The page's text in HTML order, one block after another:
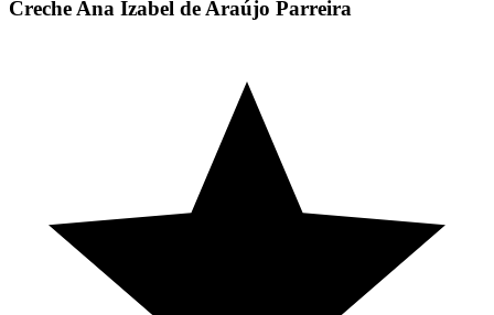
Creche Ana Izabel de Araújo Parreira